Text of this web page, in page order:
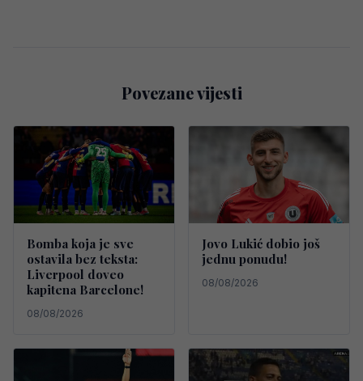
Povezane vijesti
Bomba koja je sve
ostavila bez teksta:
Liverpool doveo
kapitena Barcelone!
08/08/2026
Jovo Lukić dobio još
jednu ponudu!
08/08/2026